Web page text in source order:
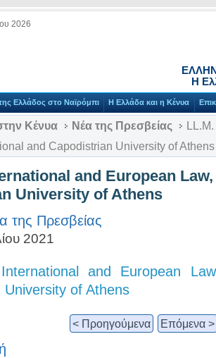
2026
Η
Ελλάδος στο Ναϊρόμπι Η Ελλάδα και η Κένυα
Κένυα Νέα της Πρεσβείας
and Capodistrian University of Athens
and European
University of Athens
της Πρεσβείας
2021
and European
University of Athens
< Προηγούμενα Επόμενα >